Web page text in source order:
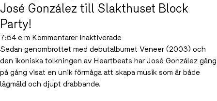
José González till Slakthuset Block
Party!
7:54 e m Kommentarer inaktiverade
José
González
till
Sedan genombrottet med debutalbumet Veneer (2003) och
den ikoniska tolkningen av Heartbeats har José González gång
på gång visat en unik förmåga att skapa musik som är både
lågmäld och djupt drabbande.